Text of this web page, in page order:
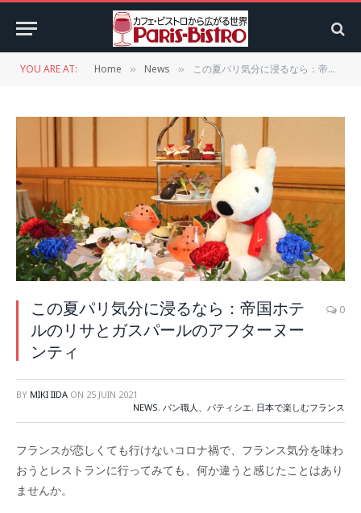
YOU ARE AT: Home » News » この夏パリ気分に浸るなら：帝国ホテルのリサとガスパールのアフターヌーンティ
この夏パリ気分に浸るなら：帝国ホテ
ルのリサとガスパールのアフターヌー
ンティ
0
BY MIKI IIDA ON 25 JUIN 2021
NEWS, パン職人、パティシエ, 日本で楽しむフランス
フランスが恋しくても行けないコロナ禍で、フランス気分を味わ
おうとレストランに行ってみても、何か違うと感じたことはあり
ませんか。